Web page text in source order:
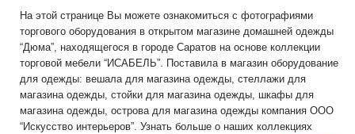
На этой странице Вы можете ознакомиться с фотографиями
торгового оборудования в открытом магазине домашней одежды
“Дюма”, находящегося в городе Саратов на основе коллекции
торговой мебели “ИСАБЕЛЬ”. Поставила в магазин оборудование
для одежды: вешала для магазина одежды, стеллажи для
магазина одежды, стойки для магазина одежды, шкафы для
магазина одежды, острова для магазина одежды компания ООО
“Искусство интерьеров”. Узнать больше о наших коллекциях